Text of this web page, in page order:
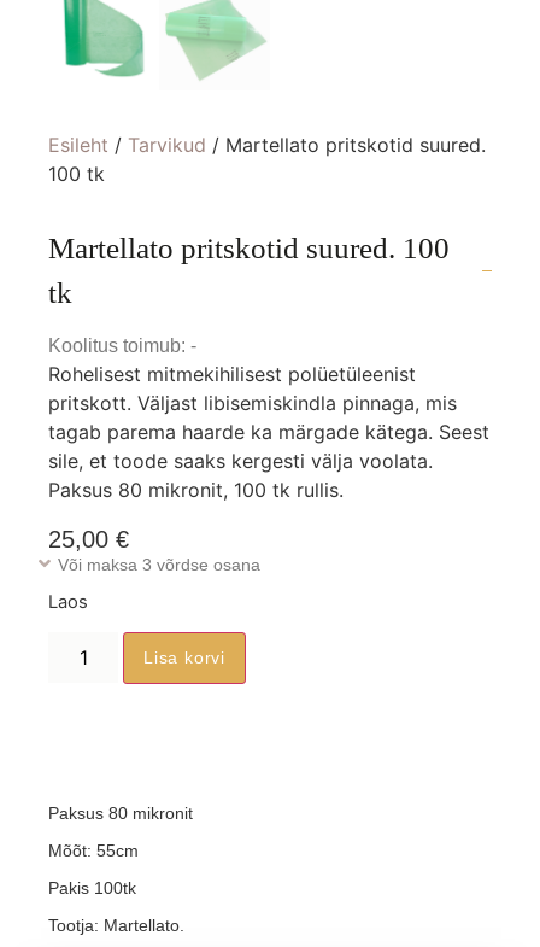
Esileht / Tarvikud / Martellato pritskotid suured.
100 tk
Martellato pritskotid suured. 100
tk
Koolitus toimub: -
Rohelisest mitmekihilisest polüetüleenist
pritskott. Väljast libisemiskindla pinnaga, mis
tagab parema haarde ka märgade kätega. Seest
sile, et toode saaks kergesti välja voolata.
Paksus 80 mikronit, 100 tk rullis.
25,00 €
Või maksa 3 võrdse osana
Laos
Lisa korvi
Paksus 80 mikronit
Mõõt: 55cm
Pakis 100tk
Tootja: Martellato.